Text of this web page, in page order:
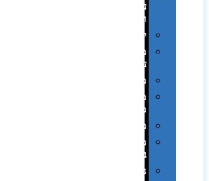
עבודה
ופנסים
למטבח
מוצרי
עור
מחברות
מחזיקי
מפתחות
משחקים
מתנה
בפחית
נסיעות